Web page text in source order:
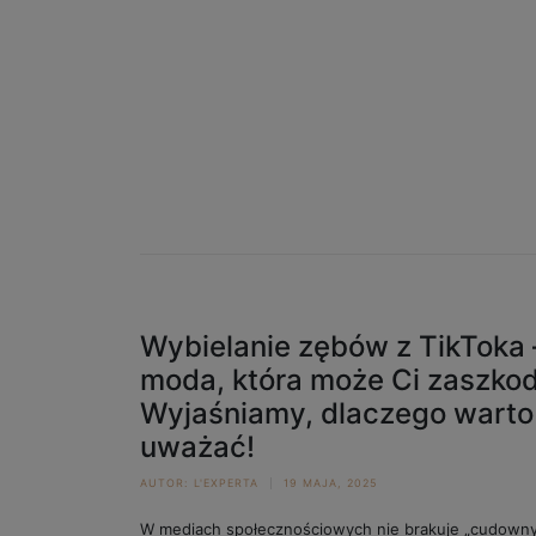
Wybielanie zębów z TikToka
moda, która może Ci
Wyjaśniamy, dlaczego warto
uważać!
AUTOR: L'EXPERTA 19 MAJA, 2025
W mediach społecznościowych nie brakuje